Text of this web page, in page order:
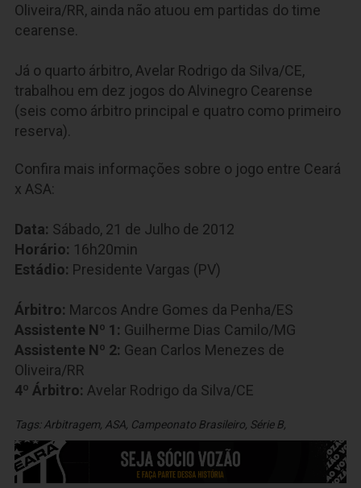
Oliveira/RR, ainda não atuou em partidas do time
cearense.
Já o quarto árbitro, Avelar Rodrigo da Silva/CE,
trabalhou em dez jogos do Alvinegro Cearense
(seis como árbitro principal e quatro como primeiro
reserva).
Confira mais informações sobre o jogo entre Ceará
x ASA:
Data: Sábado, 21 de Julho de 2012
Horário: 16h20min
Estádio: Presidente Vargas (PV)
Árbitro: Marcos Andre Gomes da Penha/ES
Assistente Nº 1: Guilherme Dias Camilo/MG
Assistente Nº 2: Gean Carlos Menezes de
Oliveira/RR
4º Árbitro: Avelar Rodrigo da Silva/CE
Tags:Arbitragem, ASA Campeonato Brasileiro Série B